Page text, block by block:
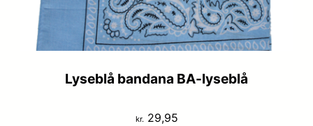
Lyseblå bandana BA-lyseblå
kr.29,95